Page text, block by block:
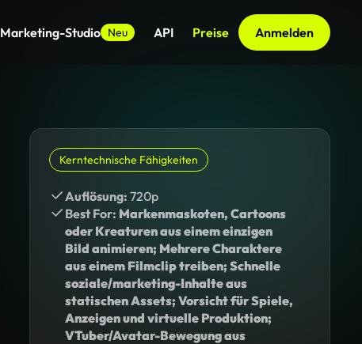
Marketing-Studio Neu API Preise Anmelden
Kerntechnische Fähigkeiten
Auflösung: 720p
Best For: Markenmaskoten, Cartoons
oder Kreaturen aus einem einzigen
Bild animieren; Mehrere Charaktere
aus einem Filmclip treiben; Schnelle
soziale/marketing-Inhalte aus
statischen Assets; Vorsicht für Spiele,
Anzeigen und virtuelle Produktion;
VTuber/Avatar-Bewegung aus